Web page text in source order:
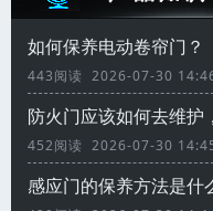
如何保养电动卷帘门？
443阅读 2026-07-30
防火门应该如何去维护
452阅读 2026-07-30
感应门的保养方法是什